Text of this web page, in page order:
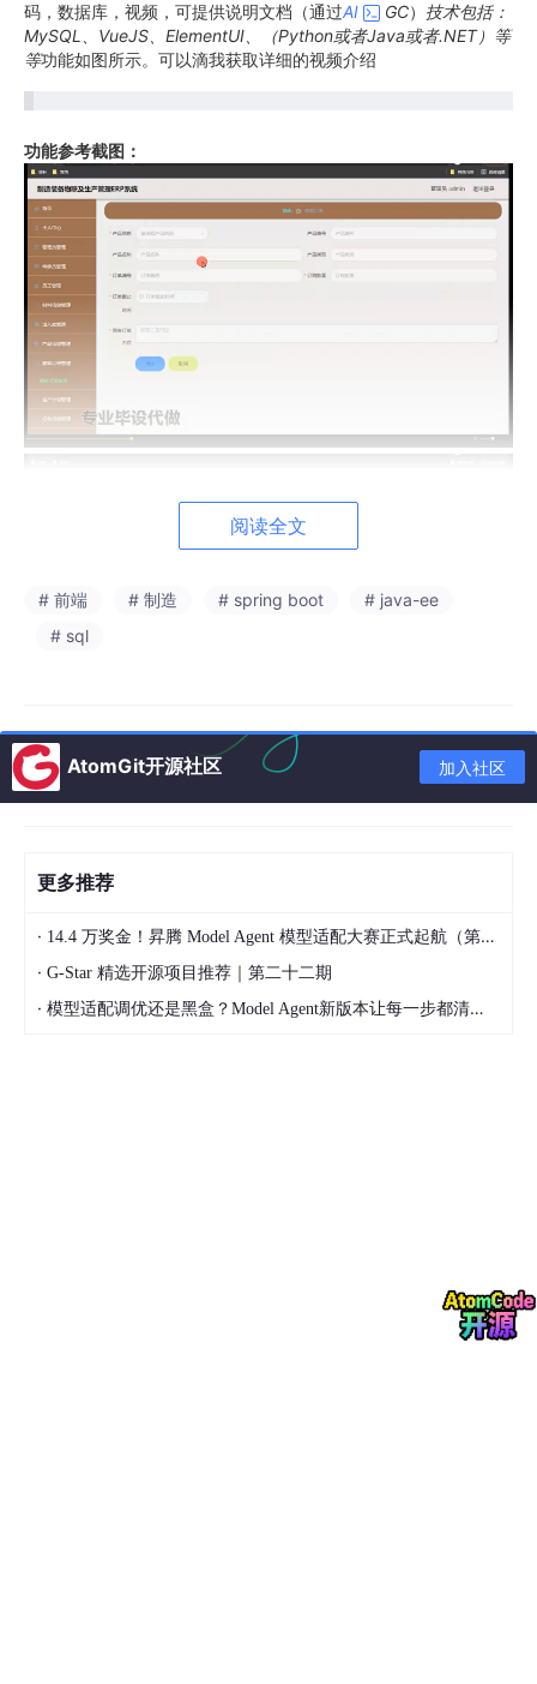
码，数据库，视频，可提供说明文档（通过AI GC） 技术包括：
MySQL、VueJS、ElementUI、（Python或者Java或者.NET）等
等功能如图所示。可以滴我获取详细的视频介绍
功能参考截图：
阅读全文
# 前端 # 制造 # spring boot
# java-ee
# sql
AtomGit开源社区 加入社区
更多推荐
· 14.4 万奖金！昇腾 Model Agent 模型适配大赛正式起航（第二季）
· G-Star 精选开源项目推荐｜第二十二期
· 模型适配调优还是黑盒？Model Agent新版本让每一步都清晰可见